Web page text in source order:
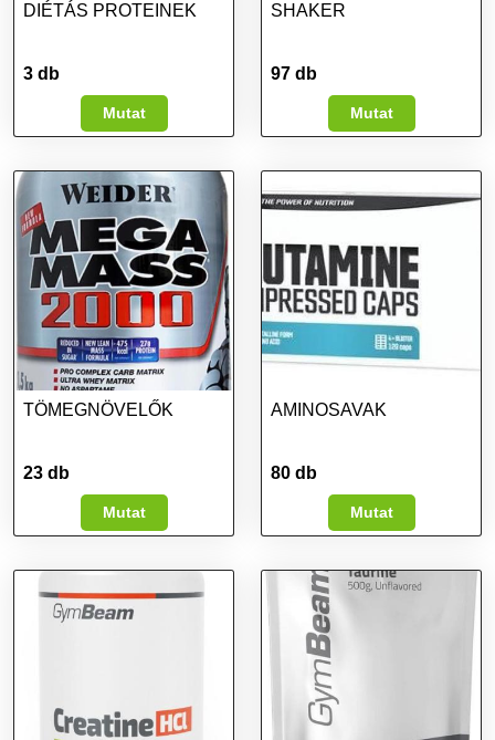
DIÉTÁS PROTEINEK
3 db
Mutat
SHAKER
97 db
Mutat
TÖMEGNÖVELŐK
23 db
Mutat
AMINOSAVAK
80 db
Mutat